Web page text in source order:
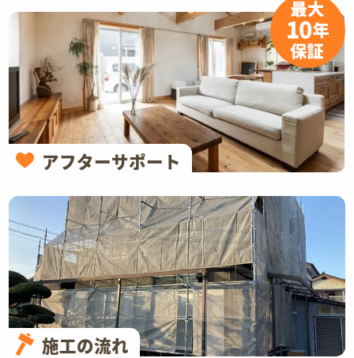
アフターサポート
施工の流れ